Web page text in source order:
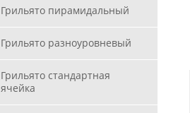
Грильято пирамидальный
Грильято разноуровневый
Грильято стандартная
ячейка